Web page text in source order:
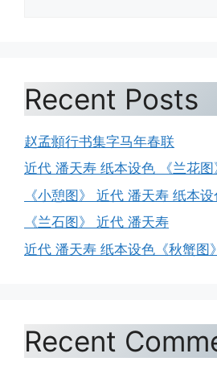
Recent Posts
赵孟頫行书集字马年春联
近代 潘天寿 纸本设色 《兰花图
《小憩图》 近代 潘天寿 纸本设
《兰石图》 近代 潘天寿
近代 潘天寿 纸本设色《秋蟹图》
Recent